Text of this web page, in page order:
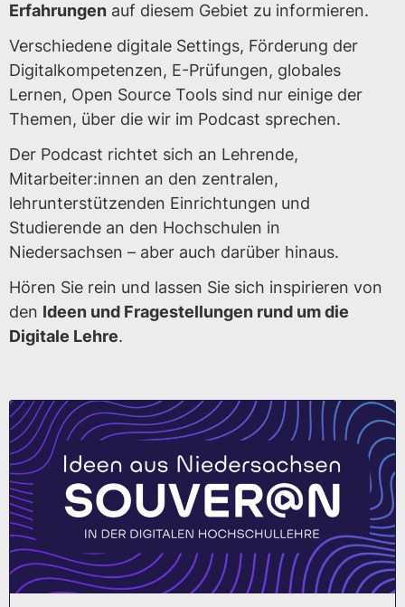
Erfahrungen auf diesem Gebiet zu informieren.
Verschiedene digitale Settings, Förderung der
Digitalkompetenzen, E-Prüfungen, globales
Lernen, Open Source Tools sind nur einige der
Themen, über die wir im Podcast sprechen.
Der Podcast richtet sich an Lehrende,
Mitarbeiter:innen an den zentralen,
lehrunterstützenden Einrichtungen und
Studierende an den Hochschulen in
Niedersachsen – aber auch darüber hinaus.
Hören Sie rein und lassen Sie sich inspirieren von
den Ideen und Fragestellungen rund um die
Digitale Lehre.